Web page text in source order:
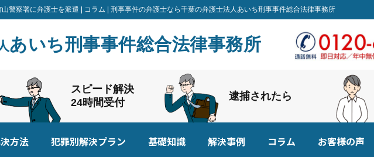
警察署に弁護士を派遣 | コラム | 刑事事件の弁護士なら千葉の弁護士法人あいち刑事事件総合法律事務所
あいち刑事事件総合法律事務所
スピード解決
24時間受付
逮捕されたら
方法 犯罪別解決プラン 基礎知識 解決事例 コラム お客様の声